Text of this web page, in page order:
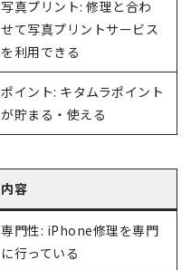
写真プリント: 修理と合わ
せて写真プリントサービス
を利用できる
ポイント: キタムラポイント
が貯まる・使える
内容
専門性: iPhone修理を専門
に行っている